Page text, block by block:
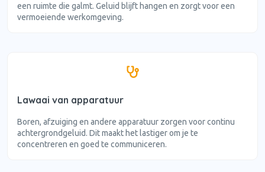
een ruimte die galmt. Geluid blijft hangen en zorgt voor een
vermoeiende werkomgeving.
Lawaai van apparatuur
Boren, afzuiging en andere apparatuur zorgen voor continu
achtergrondgeluid. Dit maakt het lastiger om je te
concentreren en goed te communiceren.